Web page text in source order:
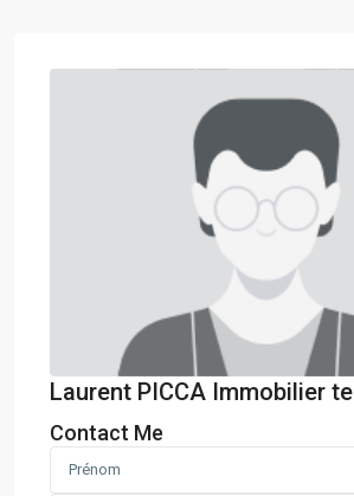
Laurent PICCA Immobilier
Contact Me